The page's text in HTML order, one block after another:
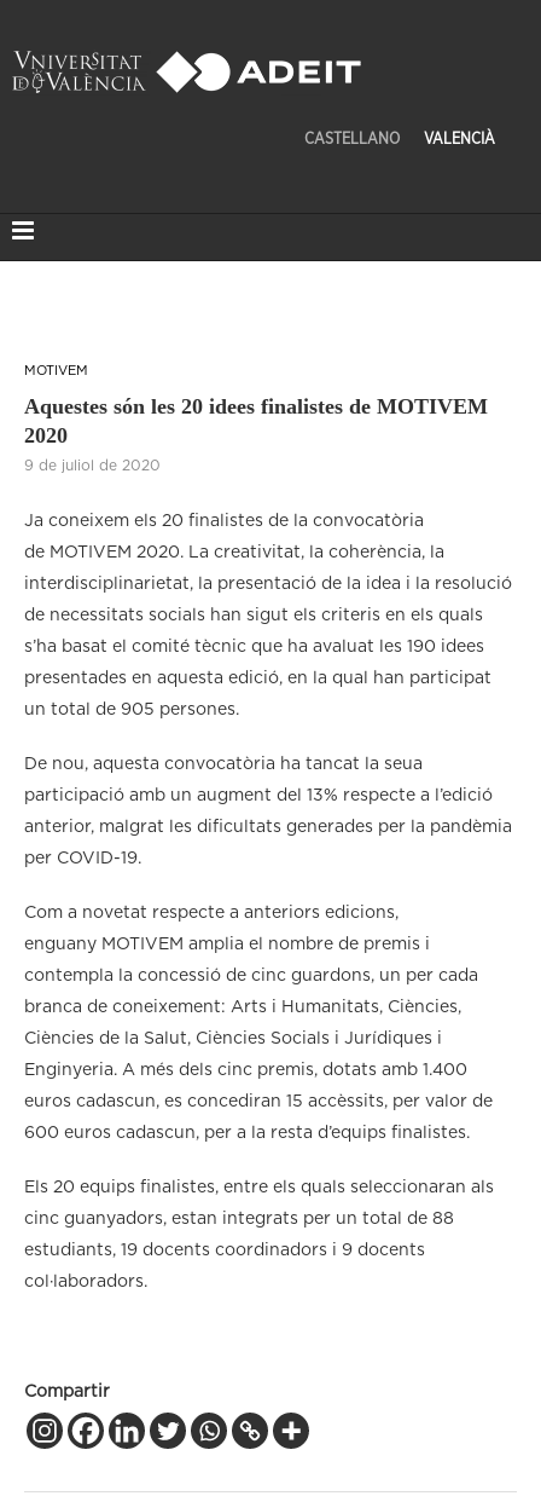
CASTELLANO VALENCIÀ
MOTIVEM
Aquestes són les 20 idees finalistes de MOTIVEM
2020
9 de juliol de 2020
Ja coneixem els 20 finalistes de la convocatòria
de MOTIVEM 2020. La creativitat, la coherència, la
interdisciplinarietat, la presentació de la idea i la resolució
de necessitats socials han sigut els criteris en els quals
s’ha basat el comité tècnic que ha avaluat les 190 idees
presentades en aquesta edició, en la qual han participat
un total de 905 persones.
De nou, aquesta convocatòria ha tancat la seua
participació amb un augment del 13% respecte a l’edició
anterior, malgrat les dificultats generades per la pandèmia
per COVID-19.
Com a novetat respecte a anteriors edicions,
enguany MOTIVEM amplia el nombre de premis i
contempla la concessió de cinc guardons, un per cada
branca de coneixement: Arts i Humanitats, Ciències,
Ciències de la Salut, Ciències Socials i Jurídiques i
Enginyeria. A més dels cinc premis, dotats amb 1.400
euros cadascun, es concediran 15 accèssits, per valor de
600 euros cadascun, per a la resta d’equips finalistes.
Els 20 equips finalistes, entre els quals seleccionaran als
cinc guanyadors, estan integrats per un total de 88
estudiants, 19 docents coordinadors i 9 docents
col·laboradors.
Compartir